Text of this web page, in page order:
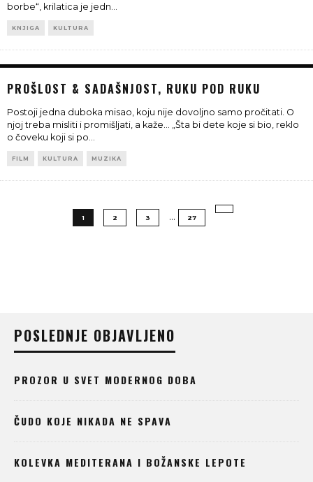
borbe“, krilatica je jedn...
KNJIGA KULTURA
PROŠLOST & SADAŠNJOST, RUKU POD RUKU
Postoji jedna duboka misao, koju nije dovoljno samo pročitati. O
njoj treba misliti i promišljati, a kaže... „Šta bi dete koje si bio, reklo
o čoveku koji si po...
FILM KULTURA MUZIKA
1 2 3 … 27
POSLEDNJE OBJAVLJENO
PROZOR U SVET MODERNOG DOBA
ČUDO KOJE NIKADA NE SPAVA
KOLEVKA MEDITERANA I BOŽANSKE LEPOTE